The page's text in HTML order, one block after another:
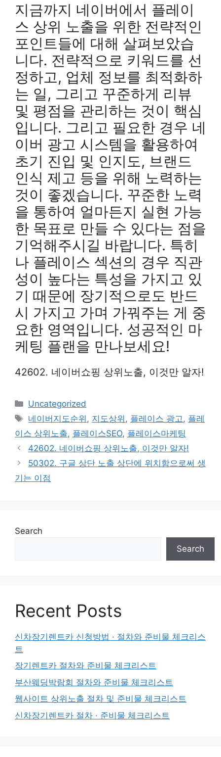
지금까지 네이버에서 플레이
스 상위 노출을 위한 전략적인
포인트들에 대해 살펴보았습
니다. 전략적으로 키워드를 선
정하고, 업체 정보를 최적화하
는 일, 그리고 꾸준하게 리뷰
및 평점을 관리하는 것이 핵심
입니다. 그리고 필요한 경우 네
이버 광고 시스템을 활용하여
초기 진입 및 인지도, 브랜드
인식 제고 등을 위해 노력하는
것이 좋겠습니다. 꾸준한 노력
을 통하여 얼마든지 실현 가능
한 목표로 만들 수 있다는 점을
기억해주시길 바랍니다. 특히
나 플레이스 섹션의 경우 직관
성이 높다는 특성을 가지고 있
기 때문에 장기적으로도 반드
시 가지고 가며 가꿔주는 게 중
요한 영역입니다. 성공적인 마
케팅 플랜을 만나보세요!
42602. 네이버쇼핑 상위노출, 이것만 알자!
Categories
Uncategorized
Tags
네이버지도순위 , 지도상위 , 플레이스 광고 , 플레
이스 상위노출, 플레이스SEO, 플레이스마케팅
42602. 네이버쇼핑 상위노출, 이것만 알자!
50302. 구글 상단 노출 상단에 위치함으로써 생
기는 이점
Search
Search
Recent Posts
신차장기렌트카 신청방법 · 절차와 준비물 체크리스
트
장기렌트카 절차와 준비물 체크리스트
부산웨딩박람회 절차와 준비물 체크리스트
웹사이트 상위노출 절차 및 준비물 체크리스트
신차장기렌트카 절차 · 준비물 체크리스트